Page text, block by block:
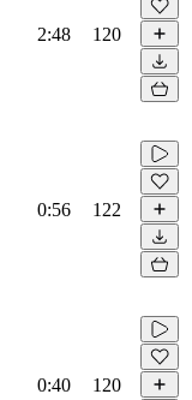
2:48 120
0:56 122
0:40 120